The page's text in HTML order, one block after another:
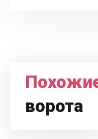
ворота